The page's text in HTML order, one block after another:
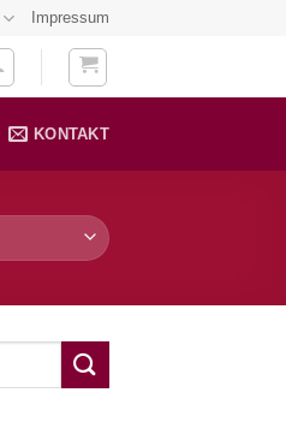
Impressum
KONTAKT